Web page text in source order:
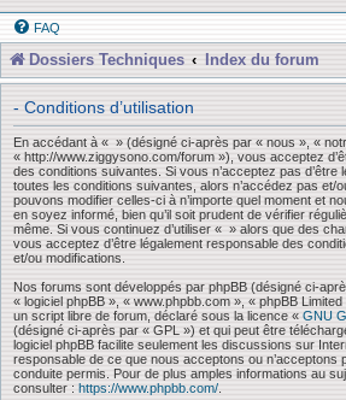
FAQ
Dossiers Techniques Index du forum
- Conditions d’utilisation
En accédant à « » (désigné ci-après par « nous », «
« http://www.ziggysono.com/forum »), vous acceptez
des conditions suivantes. Si vous n’acceptez pas d’être
toutes les conditions suivantes, alors n’accédez pas et/
pouvons modifier celles-ci à n’importe quel moment et
en soyez informé, bien qu’il soit prudent de vérifier
même. Si vous continuez d’utiliser « » alors que des
vous acceptez d’être légalement responsable des
et/ou modifications.
Nos forums sont développés par phpBB (désigné ci-
« logiciel phpBB », « www.phpbb.com », « phpBB
un script libre de forum, déclaré sous la licence « GNU
(désigné ci-après par « GPL ») et qui peut être
logiciel phpBB facilite seulement les discussions sur
responsable de ce que nous acceptons ou n’acceptons
conduite permis. Pour de plus amples informations au
consulter : https://www.phpbb.com/